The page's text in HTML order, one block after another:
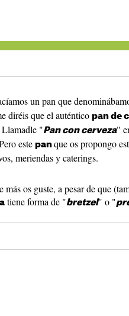
un pan que
diréis que el auténtico pan de
Llamadle "Pan con cerveza"
este pan que os propongo
meriendas y caterings.
os guste, a pesar de que
tiene forma de "bretzel" o "